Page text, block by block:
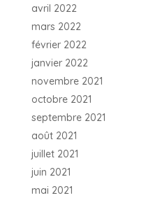
avril 2022
mars 2022
février 2022
janvier 2022
novembre 2021
octobre 2021
septembre 2021
août 2021
juillet 2021
juin 2021
mai 2021